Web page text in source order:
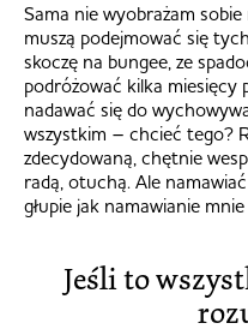
Sama nie wyobrażam
muszą podejmować się
skoczę na bungee, ze
podróżować kilka miesięcy
nadawać się do
wszystkim – chcieć tego?
zdecydowaną, chętnie
radą, otuchą. Ale
głupie jak namawianie
Jeśli to